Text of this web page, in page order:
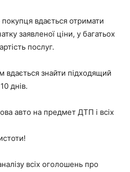
вдається отримати
заявленої ціни, у багатьох
послуг.
вдається знайти підходящий
днів.
авто на предмет ДТП і всіх
всіх оголошень про